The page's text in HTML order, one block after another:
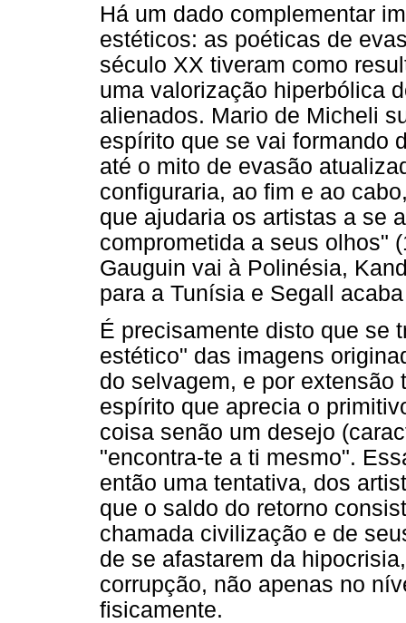
Há um dado complementar
estéticos: as poéticas de
século XX tiveram como
uma valorização hiperbólica
alienados. Mario de Micheli
espírito que se vai formando
até o mito de evasão
configuraria, ao fim e ao
que ajudaria os artistas a se
comprometida a seus olhos"
Gauguin vai à Polinésia,
para a Tunísia e Segall
É precisamente disto que se
estético" das imagens
do selvagem, e por
espírito que aprecia o
coisa senão um desejo
"encontra-te a ti mesmo".
então uma tentativa, dos
que o saldo do retorno
chamada civilização e de
de se afastarem da
corrupção, não apenas no
fisicamente.